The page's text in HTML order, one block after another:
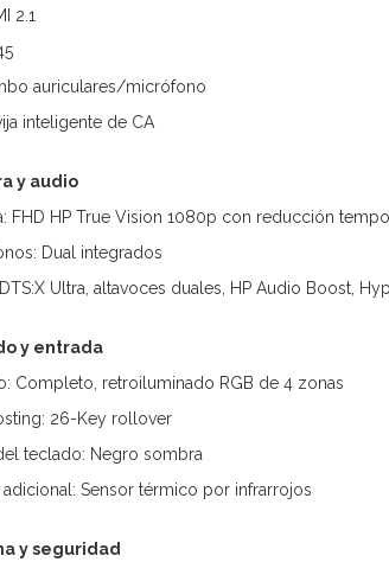
2.1
auriculares/micrófono
inteligente de CA
y audio
FHD HP True Vision 1080p con reducción
Dual integrados
Ultra, altavoces duales, HP Audio Boost,
y entrada
Completo, retroiluminado RGB de 4 zonas
26-Key rollover
teclado: Negro sombra
adicional: Sensor térmico por infrarrojos
y seguridad